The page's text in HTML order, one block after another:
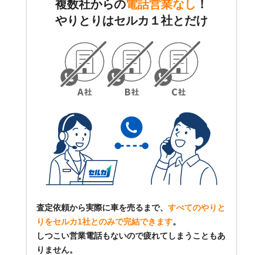
複数社からの電話営業なし ！
やりとりはセルカ１社とだけ
査定依頼から実際に車を売るまで、 すべてのやりと
りをセルカ1社とのみで完結できます。
しつこい営業電話もないので疲れてしまうこともあ
りません。